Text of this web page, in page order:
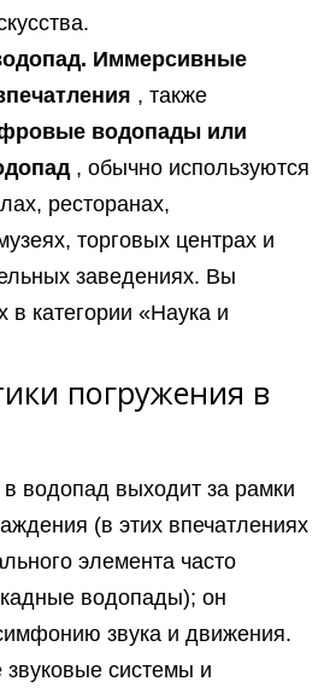
Иммерсивные
, также
водопады или
, обычно используются
ресторанах,
торговых центрах и
заведениях. Вы
в категории «Наука и
погружения в
водопад выходит за рамки
(в этих впечатлениях
элемента часто
водопады); он
звука и движения.
системы и